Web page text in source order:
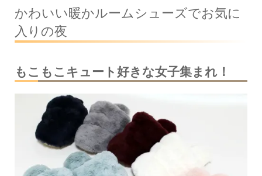
かわいい暖かルームシューズでお気に
入りの夜
もこもこキュート好きな女子集まれ！